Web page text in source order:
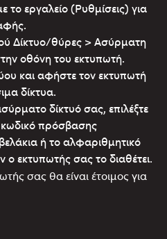
το εργαλείο (Ρυθμίσεις) για
Δίκτυο/θύρες > Ασύρματη
οθόνη του εκτυπωτή.
και αφήστε τον εκτυπωτή
δίκτυα.
δίκτυό σας, επιλέξτε
κωδικό πρόσβασης
ή το αλφαριθμητικό
εκτυπωτής σας το διαθέτει.
σας θα είναι έτοιμος για